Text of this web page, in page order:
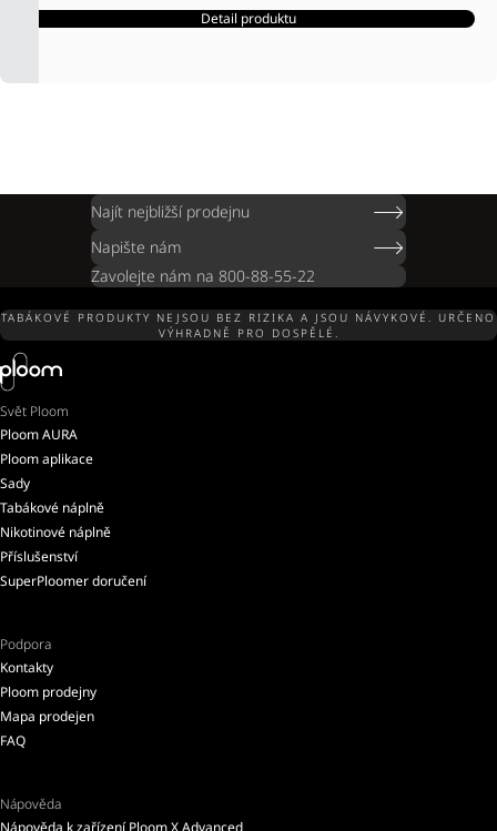
Detail produktu
Najít nejbližší prodejnu
Napište nám
Zavolejte nám na 800-88-55-22
TABÁKOVÉ PRODUKTY NEJSOU BEZ RIZIKA A JSOU NÁVYKOVÉ. URČENO
VÝHRADNĚ PRO DOSPĚLÉ.
Svět Ploom
Ploom AURA
Ploom aplikace
Sady
Tabákové náplně
Nikotinové náplně
Příslušenství
SuperPloomer doručení
Podpora
Kontakty
Ploom prodejny
Mapa prodejen
FAQ
Nápověda
Nápověda k zařízení Ploom X Advanced